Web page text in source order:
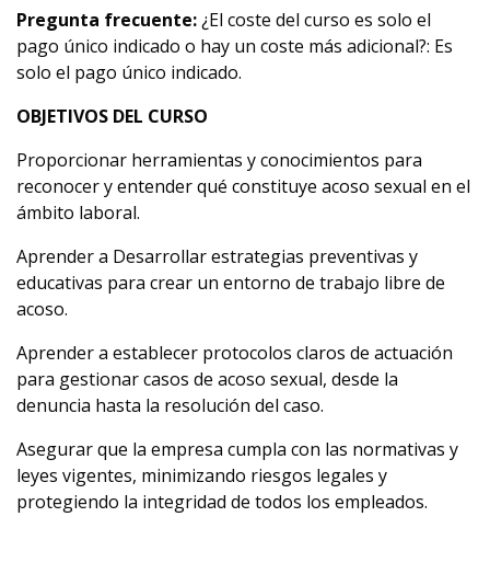
Pregunta frecuente:¿El coste del curso es solo el
pago único indicado o hay un coste más adicional?: Es
solo el pago único indicado.
OBJETIVOS DEL CURSO
Proporcionar herramientas y conocimientos para
reconocer y entender qué constituye acoso sexual en el
ámbito laboral.
Aprender a Desarrollar estrategias preventivas y
educativas para crear un entorno de trabajo libre de
acoso.
Aprender a establecer protocolos claros de actuación
para gestionar casos de acoso sexual, desde la
denuncia hasta la resolución del caso.
Asegurar que la empresa cumpla con las normativas y
leyes vigentes, minimizando riesgos legales y
protegiendo la integridad de todos los empleados.